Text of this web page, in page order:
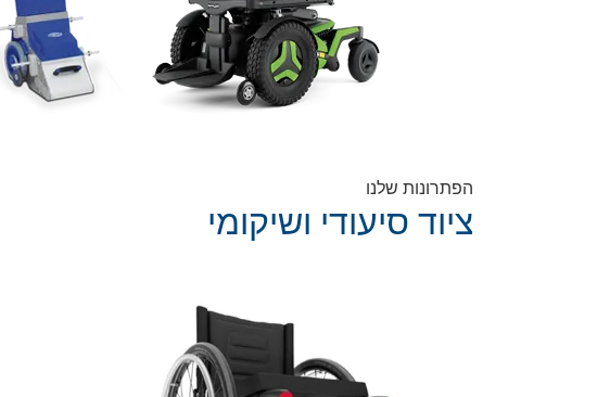
הפתרונות שלנו
ציוד סיעודי ושיקומי